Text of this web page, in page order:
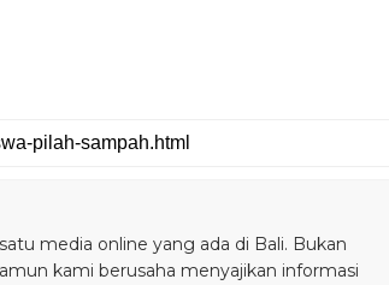
media online yang ada di Bali. Bukan
kami berusaha menyajikan informasi